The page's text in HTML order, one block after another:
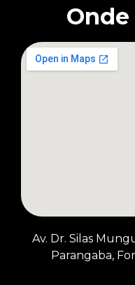
Av. Dr. Silas
Parangaba,